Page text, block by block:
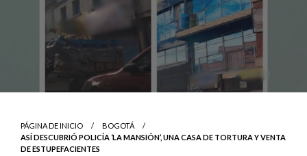
PÁGINA DE INICIO
BOGOTÁ
ASÍ DESCUBRIÓ POLICÍA ‘LA MANSIÓN’, UNA CASA DE TORTURA Y VENTA
DE ESTUPEFACIENTES